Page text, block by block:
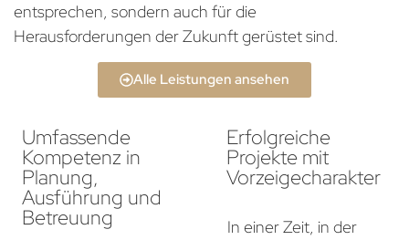
entsprechen, sondern auch für die
Herausforderungen der Zukunft gerüstet sind.
Alle Leistungen ansehen
Umfassende
Kompetenz in
Planung,
Ausführung und
Betreuung
Erfolgreiche
Projekte mit
Vorzeigecharakter
In einer Zeit, in der